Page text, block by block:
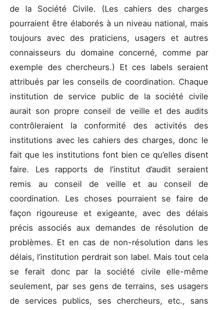
de la Société Civile. (Les cahiers des charges
pourraient être élaborés à un niveau national, mais
toujours avec des praticiens, usagers et autres
connaisseurs du domaine concerné, comme par
exemple des chercheurs.) Et ces labels seraient
attribués par les conseils de coordination. Chaque
institution de service public de la société civile
aurait son propre conseil de veille et des audits
contrôleraient la conformité des activités des
institutions avec les cahiers des charges, donc le
fait que les institutions font bien ce qu’elles disent
faire. Les rapports de l’institut d’audit seraient
remis au conseil de veille et au conseil de
coordination. Les choses pourraient se faire de
façon rigoureuse et exigeante, avec des délais
précis associés aux demandes de résolution de
problèmes. Et en cas de non-résolution dans les
délais, l’institution perdrait son label. Mais tout cela
se ferait donc par la société civile elle-même
seulement, par ses gens de terrains, ses usagers
de services publics, ses chercheurs, etc., sans